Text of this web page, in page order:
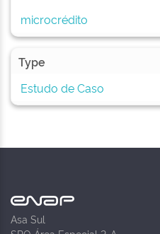
microcrédito
Type
Estudo de Caso
Asa Sul